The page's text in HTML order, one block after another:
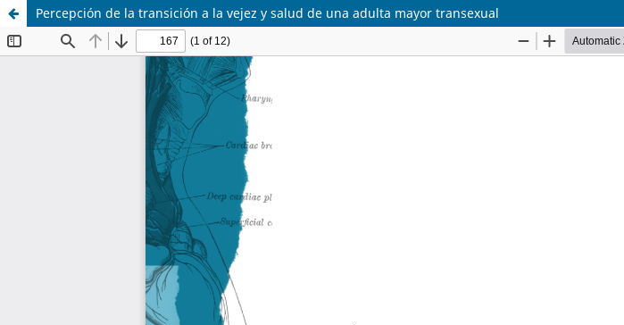
Percepción de la transición a la vejez y salud de una adulta mayor transexual